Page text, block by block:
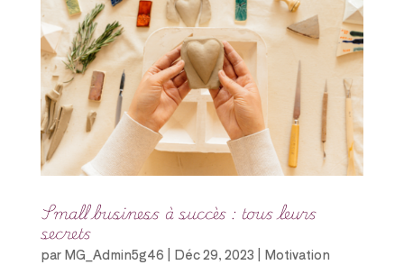
Small business à succès : tous leurs
secrets
par MG_Admin5g46 Déc 29, 2023 Motivation